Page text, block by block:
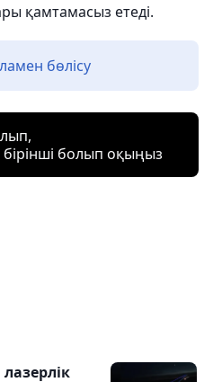
қамтамасыз етеді.
бөлісу
болып оқыңыз